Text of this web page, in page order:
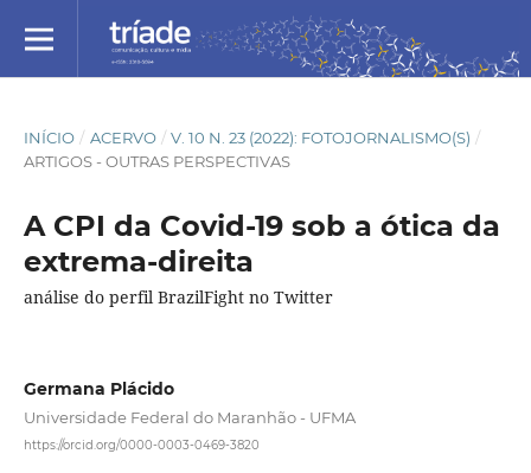
INÍCIO / ACERVO / V. 10 N. 23 (2022): FOTOJORNALISMO(S) /
ARTIGOS - OUTRAS PERSPECTIVAS
A CPI da Covid-19 sob a ótica da
extrema-direita
análise do perfil BrazilFight no Twitter
Germana Plácido
Universidade Federal do Maranhão - UFMA
https://orcid.org/0000-0003-0469-3820